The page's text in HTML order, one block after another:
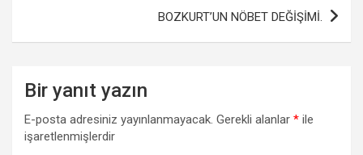
BOZKURT’UN NÖBET DEĞİŞİMİ.
Bir yanıt yazın
E-posta adresiniz yayınlanmayacak. Gerekli alanlar * ile
işaretlenmişlerdir